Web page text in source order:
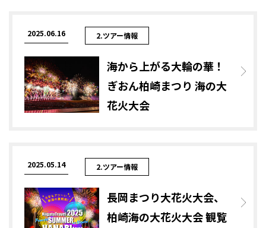
2025.06.16 2.ツアー情報
海から上がる大輪の華！
ぎおん柏崎まつり 海の大
花火大会
2025.05.14 2.ツアー情報
長岡まつり大花火大会、
柏崎海の大花火大会 観覧